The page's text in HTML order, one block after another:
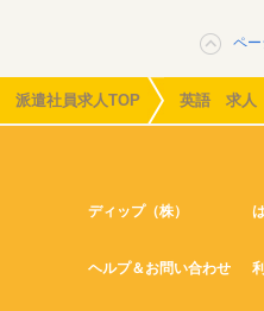
ペ
派遣社員求人TOP 英語 求人
ディップ（株）
ヘルプ＆お問い合わせ